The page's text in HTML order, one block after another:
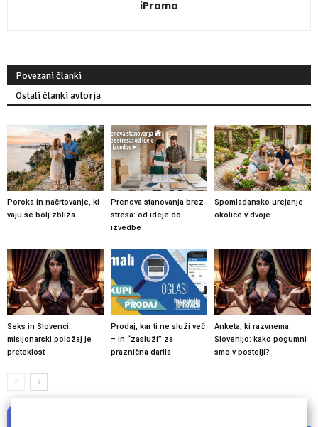
iPromo
Povezani članki
Ostali članki avtorja
Poroka in načrtovanje, ki
vaju še bolj zbliža
Prenova stanovanja brez
stresa: od ideje do
izvedbe
Spomladansko urejanje
okolice v dvoje
Seks in Slovenci:
misijonarski položaj je
preteklost
Prodaj, kar ti ne služi več
– in “zasluži” za
praznična darila
Anketa, ki razvnema
Slovenijo: kako pogumni
smo v postelji?